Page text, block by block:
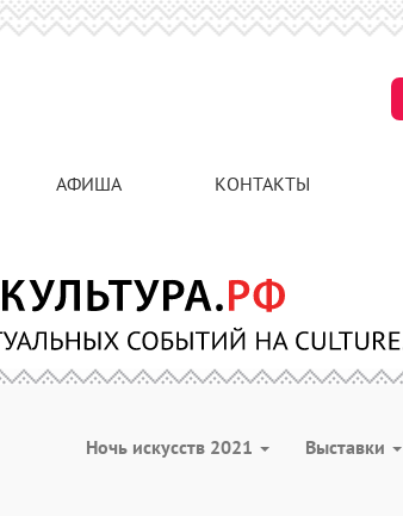
АФИША КОНТАКТЫ
Ночь искусств 2021 Выставки